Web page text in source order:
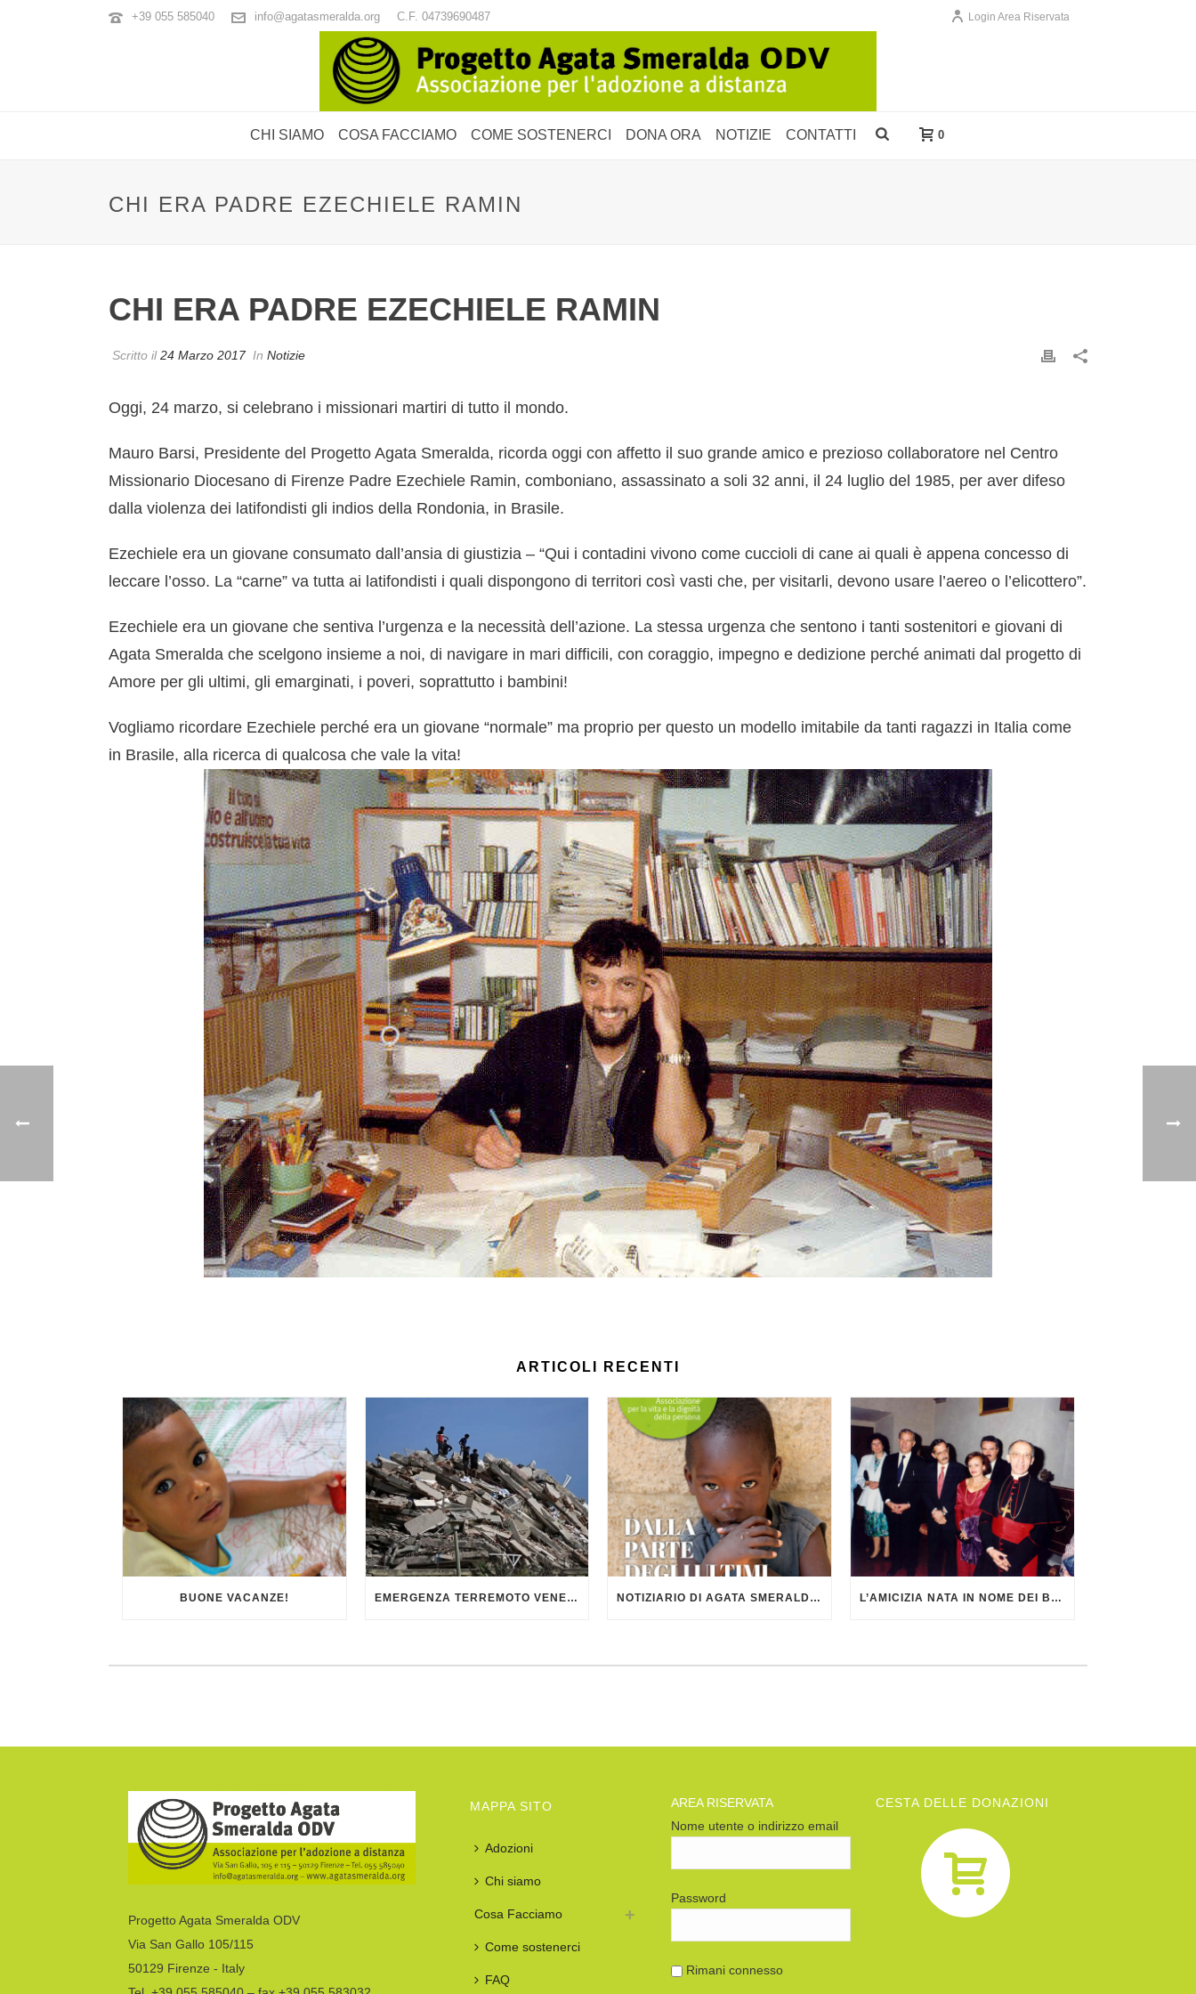
+39 055 585040 info@agatasmeralda.org C.F. 04739690487 Login Area Riservata
CHI SIAMO COSA FACCIAMO COME SOSTENERCI DONA ORA NOTIZIE CONTATTI 0
CHI ERA PADRE EZECHIELE RAMIN
CHI ERA PADRE EZECHIELE RAMIN
Scritto il24 Marzo 2017 In Notizie
Oggi, 24 marzo, si celebrano i missionari martiri di tutto il mondo.
Mauro Barsi, Presidente del Progetto Agata Smeralda, ricorda oggi con affetto il suo grande amico e prezioso collaboratore nel Centro
Missionario Diocesano di Firenze Padre Ezechiele Ramin, comboniano, assassinato a soli 32 anni, il 24 luglio del 1985, per aver difeso
dalla violenza dei latifondisti gli indios della Rondonia, in Brasile.
Ezechiele era un giovane consumato dall’ansia di giustizia – “Qui i contadini vivono come cuccioli di cane ai quali è appena concesso di
leccare l’osso. La “carne” va tutta ai latifondisti i quali dispongono di territori così vasti che, per visitarli, devono usare l’aereo o l’elicottero”.
Ezechiele era un giovane che sentiva l’urgenza e la necessità dell’azione. La stessa urgenza che sentono i tanti sostenitori e giovani di
Agata Smeralda che scelgono insieme a noi, di navigare in mari difficili, con coraggio, impegno e dedizione perché animati dal progetto di
Amore per gli ultimi, gli emarginati, i poveri, soprattutto i bambini!
Vogliamo ricordare Ezechiele perché era un giovane “normale” ma proprio per questo un modello imitabile da tanti ragazzi in Italia come
in Brasile, alla ricerca di qualcosa che vale la vita!
ARTICOLI RECENTI
BUONE VACANZE! EMERGENZA TERREMOTO VENEZUELA NOTIZIARIO DI AGATA SMERALDA DI GIUGNO 2026 L’AMICIZIA NATA IN NOME DEI BAMBINI
Progetto Agata Smeralda ODV
Via San Gallo 105/115
50129 Firenze - Italy
MAPPA SITO
Adozioni
Chi siamo
Cosa Facciamo
Come sostenerci
FAQ
AREA RISERVATA
Nome utente o indirizzo email
Password
Rimani connesso
CESTA DELLE DONAZIONI